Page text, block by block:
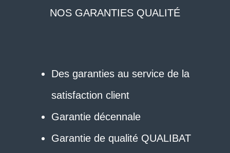
NOS GARANTIES QUALITÉ
Des garanties au service de la
satisfaction client
Garantie décennale
Garantie de qualité QUALIBAT